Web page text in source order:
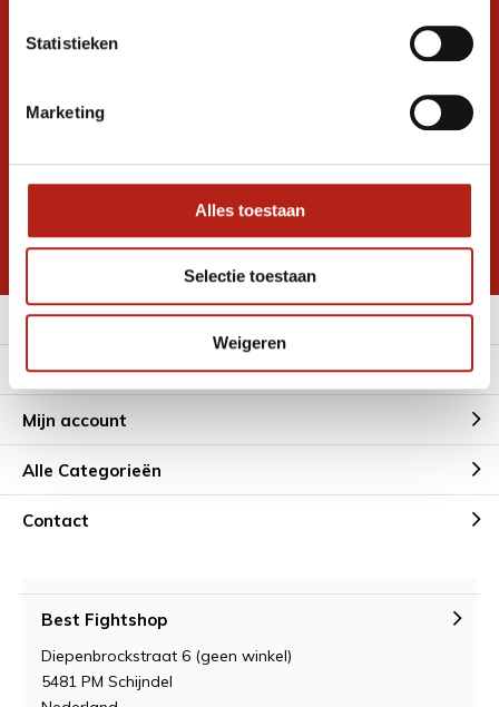
Statistieken
Marketing
Alles toestaan
Selectie toestaan
Weigeren
Volg ons
promoties
* Lees hier de wettelijke beperkingen
Meer informatie
Klantenservice
Mijn account
Alle Categorieën
Contact
Best Fightshop
Diepenbrockstraat 6 (geen winkel)
5481 PM Schijndel